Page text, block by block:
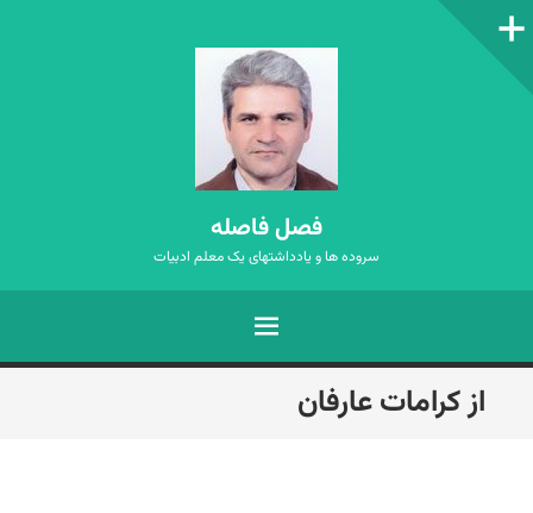
ستون‌کناری
فصل فاصله
سروده ها و یادداشتهای یک معلم ادبیات
فهرست
رفتن
به
از کرامات عارفان